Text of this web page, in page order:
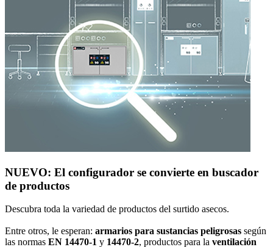
NUEVO: El configurador se convierte en buscador
de productos
Descubra toda la variedad de productos del surtido asecos.
Entre otros, le esperan: armarios para sustancias peligrosas según
las normas EN 14470-1 y 14470-2, productos para la ventilación